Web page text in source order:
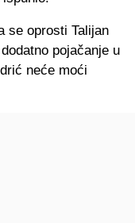
se oprosti Talijan
pojačanje u
neće moći